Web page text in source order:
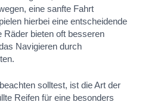
eine sanfte Fahrt
hierbei eine entscheidende
Räder bieten oft besseren
Navigieren durch
solltest, ist die Art der
Reifen für eine besonders